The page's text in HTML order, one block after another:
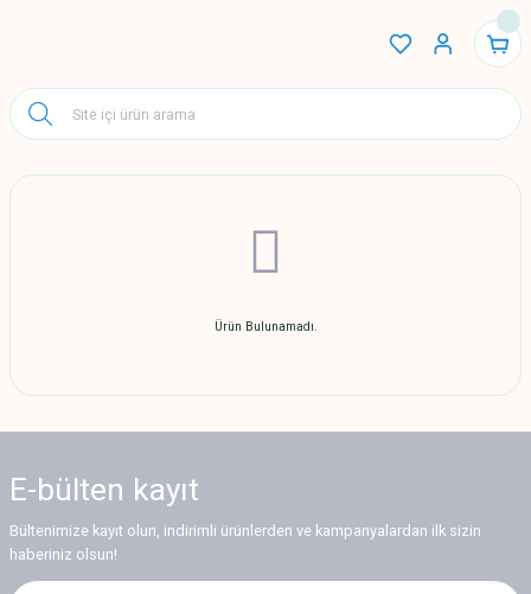
Ürün Bulunamadı.
E-bülten kayıt
Bültenimize kayıt olun, indirimli ürünlerden ve kampanyalardan ilk sizin
haberiniz olsun!